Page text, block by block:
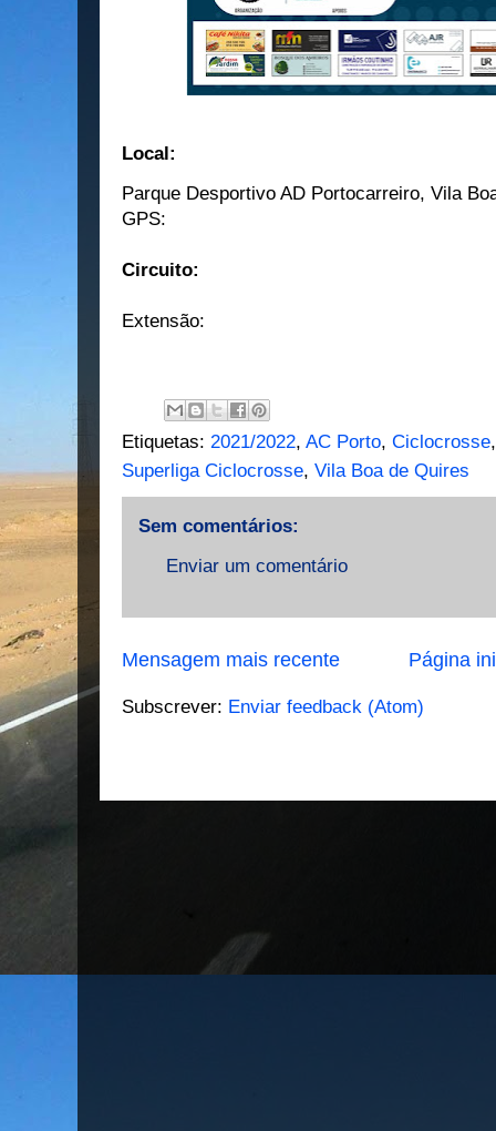
Local:
Parque Desportivo AD Portocarreiro, Vila
GPS:
Circuito:
Extensão:
Etiquetas: 2021/2022, AC Porto, Ciclocrosse
Superliga Ciclocrosse, Vila Boa de Quires
Sem comentários:
Enviar um comentário
Mensagem mais recente Página
Subscrever: Enviar feedback (Atom)